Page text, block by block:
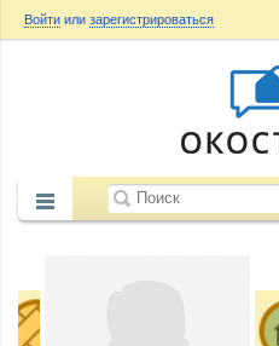
Войти или зарегистрироваться